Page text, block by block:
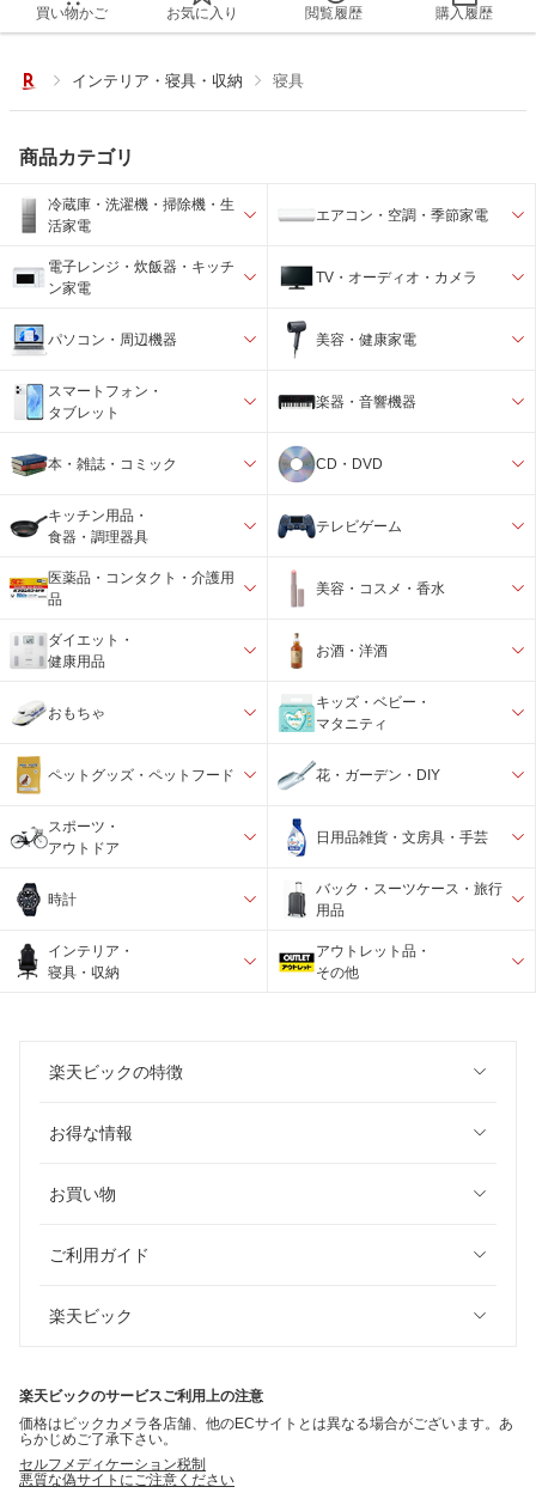
買い物かご お気に入り 閲覧履歴 購入履歴
インテリア・寝具・収納 寝具
商品カテゴリ
冷蔵庫・洗濯機・掃除機・生
活家電
エアコン・空調・季節家電
電子レンジ・炊飯器・キッチ
ン家電
TV・オーディオ・カメラ
パソコン・周辺機器 美容・健康家電
スマートフォン・
タブレット
楽器・音響機器
本・雑誌・コミック CD・DVD
キッチン用品・
食器・調理器具
テレビゲーム
医薬品・コンタクト・介護用
品
美容・コスメ・香水
ダイエット・
健康用品
お酒・洋酒
おもちゃ
キッズ・ベビー・
マタニティ
ペットグッズ・ペットフード 花・ガーデン・DIY
スポーツ・
アウトドア
日用品雑貨・文房具・手芸
時計
バック・スーツケース・旅行
用品
インテリア・
寝具・収納
アウトレット品・
その他
楽天ビックの特徴
お得な情報
お買い物
ご利用ガイド
楽天ビック
楽天ビックのサービスご利用上の注意
価格はビックカメラ各店舗、他のECサイトとは異なる場合がございます。あ
らかじめご了承下さい。
セルフメディケーション税制
悪質な偽サイトにご注意ください